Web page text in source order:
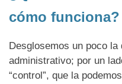
cómo funciona?
Desglosemos un poco la
administrativo; por un
“control”, que la